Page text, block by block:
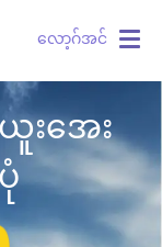
လော့ဂ်အင်
းအေး